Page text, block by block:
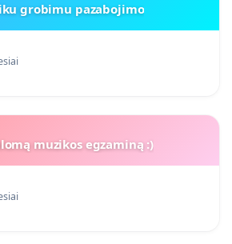
grobimu pazabojimo
muzikos egzaminą :)